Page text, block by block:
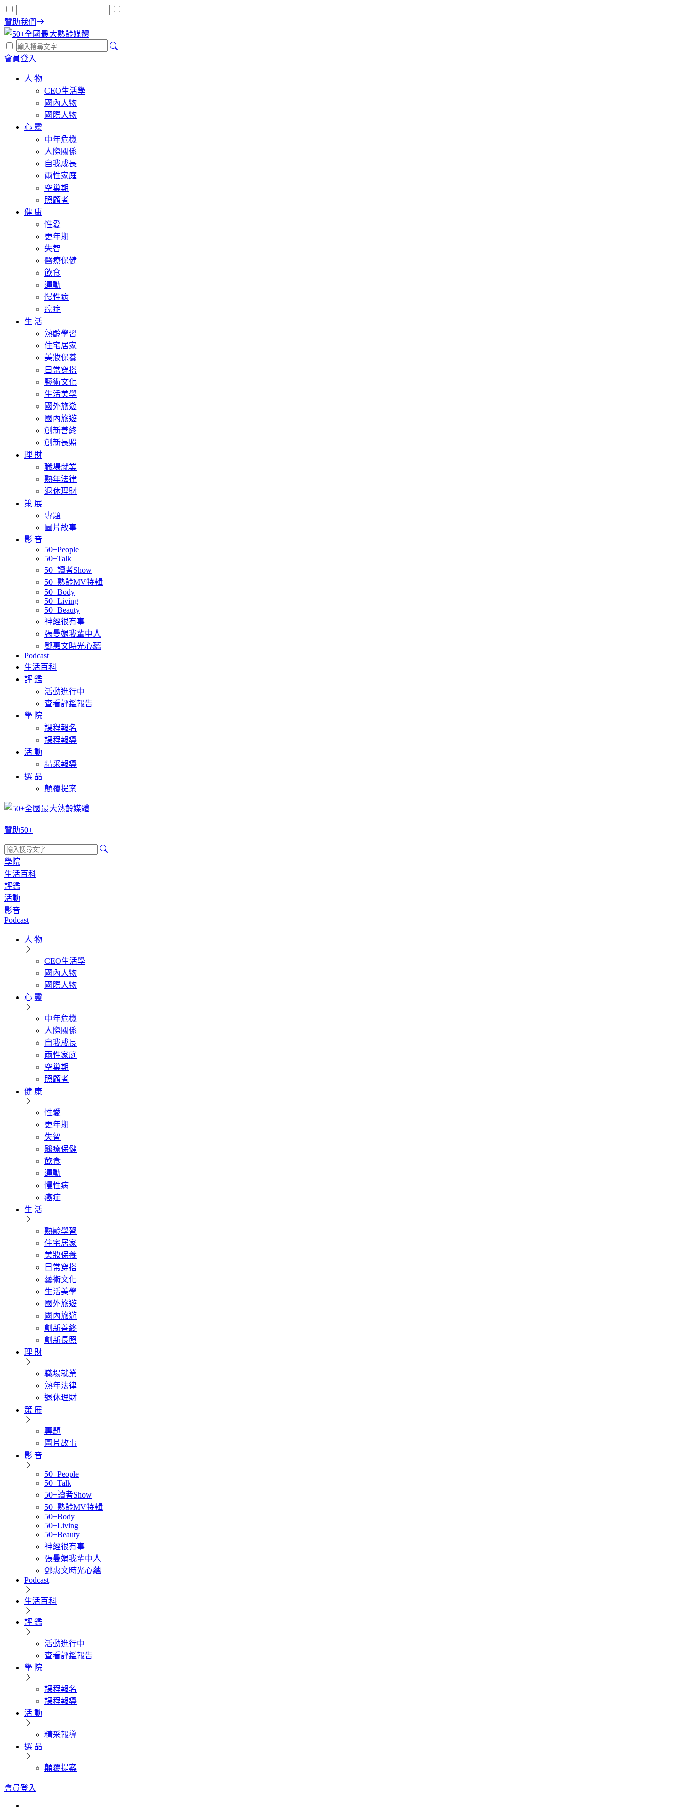
贊助我們
會員登入
人 物
CEO生活學
國內人物
國際人物
心 靈
中年危機
人際關係
自我成長
兩性家庭
空巢期
照顧者
健 康
性愛
更年期
失智
醫療保健
飲食
運動
慢性病
癌症
生 活
熟齡學習
住宅居家
美妝保養
日常穿搭
藝術文化
生活美學
國外旅遊
國內旅遊
創新善終
創新長照
理 財
職場就業
熟年法律
退休理財
策 展
專題
圖片故事
影 音
50+People
50+Talk
50+讀者Show
50+熟齡MV特輯
50+Body
50+Living
50+Beauty
神經很有事
張曼娟我輩中人
鄧惠文時光心蘊
Podcast
生活百科
評 鑑
活動進行中
查看評鑑報告
學 院
課程報名
課程報導
活 動
精采報導
選 品
顛覆提案
贊助50+
學院
生活百科
評鑑
活動
影音
Podcast
人 物
CEO生活學
國內人物
國際人物
心 靈
中年危機
人際關係
自我成長
兩性家庭
空巢期
照顧者
健 康
性愛
更年期
失智
醫療保健
飲食
運動
慢性病
癌症
生 活
熟齡學習
住宅居家
美妝保養
日常穿搭
藝術文化
生活美學
國外旅遊
國內旅遊
創新善終
創新長照
理 財
職場就業
熟年法律
退休理財
策 展
專題
圖片故事
影 音
50+People
50+Talk
50+讀者Show
50+熟齡MV特輯
50+Body
50+Living
50+Beauty
神經很有事
張曼娟我輩中人
鄧惠文時光心蘊
Podcast
生活百科
評 鑑
活動進行中
查看評鑑報告
學 院
課程報名
課程報導
活 動
精采報導
選 品
顛覆提案
會員登入